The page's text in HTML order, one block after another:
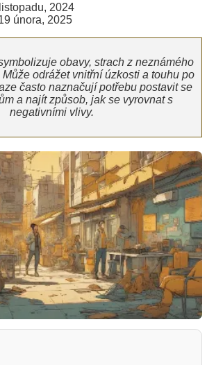
2024
února, 2025
obavy, strach z neznámého
odrážet vnitřní úzkosti a touhu po
často naznačují potřebu postavit se
a najít způsob, jak se vyrovnat s
negativními vlivy.